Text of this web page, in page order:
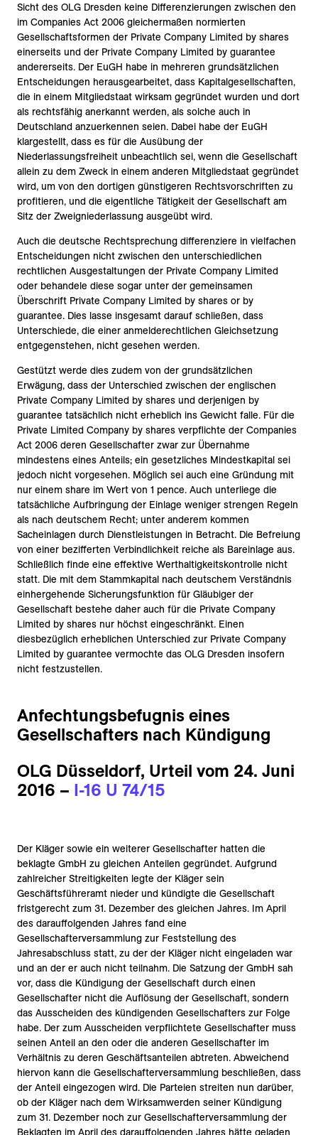
Sicht des OLG Dresden keine Differenzierungen zwischen den
im Companies Act 2006 gleichermaßen normierten
Gesellschaftsformen der Private Company Limited by shares
einerseits und der Private Company Limited by guarantee
andererseits. Der EuGH habe in mehreren grundsätzlichen
Entscheidungen herausgearbeitet, dass Kapitalgesellschaften,
die in einem Mitgliedstaat wirksam gegründet wurden und dort
als rechtsfähig anerkannt werden, als solche auch in
Deutschland anzuerkennen seien. Dabei habe der EuGH
klargestellt, dass es für die Ausübung der
Niederlassungsfreiheit unbeachtlich sei, wenn die Gesellschaft
allein zu dem Zweck in einem anderen Mitgliedstaat gegründet
wird, um von den dortigen günstigeren Rechtsvorschriften zu
profitieren, und die eigentliche Tätigkeit der Gesellschaft am
Sitz der Zweigniederlassung ausgeübt wird.
Auch die deutsche Rechtsprechung differenziere in vielfachen
Entscheidungen nicht zwischen den unterschiedlichen
rechtlichen Ausgestaltungen der Private Company Limited
oder behandele diese sogar unter der gemeinsamen
Überschrift Private Company Limited by shares or by
guarantee. Dies lasse insgesamt darauf schließen, dass
Unterschiede, die einer anmelderechtlichen Gleichsetzung
entgegenstehen, nicht gesehen werden.
Gestützt werde dies zudem von der grundsätzlichen
Erwägung, dass der Unterschied zwischen der englischen
Private Company Limited by shares und derjenigen by
guarantee tatsächlich nicht erheblich ins Gewicht falle. Für die
Private Limited Company by shares verpflichte der Companies
Act 2006 deren Gesellschafter zwar zur Übernahme
mindestens eines Anteils; ein gesetzliches Mindestkapital sei
jedoch nicht vorgesehen. Möglich sei auch eine Gründung mit
nur einem share im Wert von 1 pence. Auch unterliege die
tatsächliche Aufbringung der Einlage weniger strengen Regeln
als nach deutschem Recht; unter anderem kommen
Sacheinlagen durch Dienstleistungen in Betracht. Die Befreiung
von einer bezifferten Verbindlichkeit reiche als Bareinlage aus.
Schließlich finde eine effektive Werthaltigkeitskontrolle nicht
statt. Die mit dem Stammkapital nach deutschem Verständnis
einhergehende Sicherungsfunktion für Gläubiger der
Gesellschaft bestehe daher auch für die Private Company
Limited by shares nur höchst eingeschränkt. Einen
diesbezüglich erheblichen Unterschied zur Private Company
Limited by guarantee vermochte das OLG Dresden insofern
nicht festzustellen.
Anfechtungsbefugnis eines
Gesellschafters nach Kündigung
OLG Düsseldorf, Urteil vom 24. Juni
2016 – I-16 U 74/15
Der Kläger sowie ein weiterer Gesellschafter hatten die
beklagte GmbH zu gleichen Anteilen gegründet. Aufgrund
zahlreicher Streitigkeiten legte der Kläger sein
Geschäftsführeramt nieder und kündigte die Gesellschaft
fristgerecht zum 31. Dezember des gleichen Jahres. Im April
des darauffolgenden Jahres fand eine
Gesellschafterversammlung zur Feststellung des
Jahresabschluss statt, zu der der Kläger nicht eingeladen war
und an der er auch nicht teilnahm. Die Satzung der GmbH sah
vor, dass die Kündigung der Gesellschaft durch einen
Gesellschafter nicht die Auflösung der Gesellschaft, sondern
das Ausscheiden des kündigenden Gesellschafters zur Folge
habe. Der zum Ausscheiden verpflichtete Gesellschafter muss
seinen Anteil an den oder die anderen Gesellschafter im
Verhältnis zu deren Geschäftsanteilen abtreten. Abweichend
hiervon kann die Gesellschafterversammlung beschließen, dass
der Anteil eingezogen wird. Die Parteien streiten nun darüber,
ob der Kläger nach dem Wirksamwerden seiner Kündigung
zum 31. Dezember noch zur Gesellschafterversammlung der
Beklagten im April des darauffolgenden Jahres hätte geladen